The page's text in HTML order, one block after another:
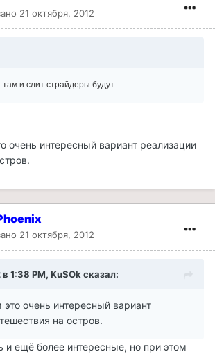
21 октября, 2012
и слит страйдеры будут
очень интересный вариант реализации
21 октября, 2012
1:38 PM, KuSOk сказал:
очень интересный вариант
на остров.
ещё более интересные, но при этом